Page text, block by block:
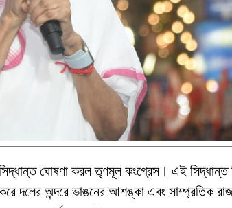
ঘোষণা করল তৃণমূল কংগ্রেস। এই সিদ্ধান্ত
দলের অন্দরে ভাঙনের আশঙ্কা এবং সাম্প্রতিক